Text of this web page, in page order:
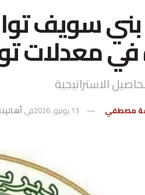
بني سويف
في معدلات
الاستراتيجية
مصطفي 13 يونيو، 2026 في